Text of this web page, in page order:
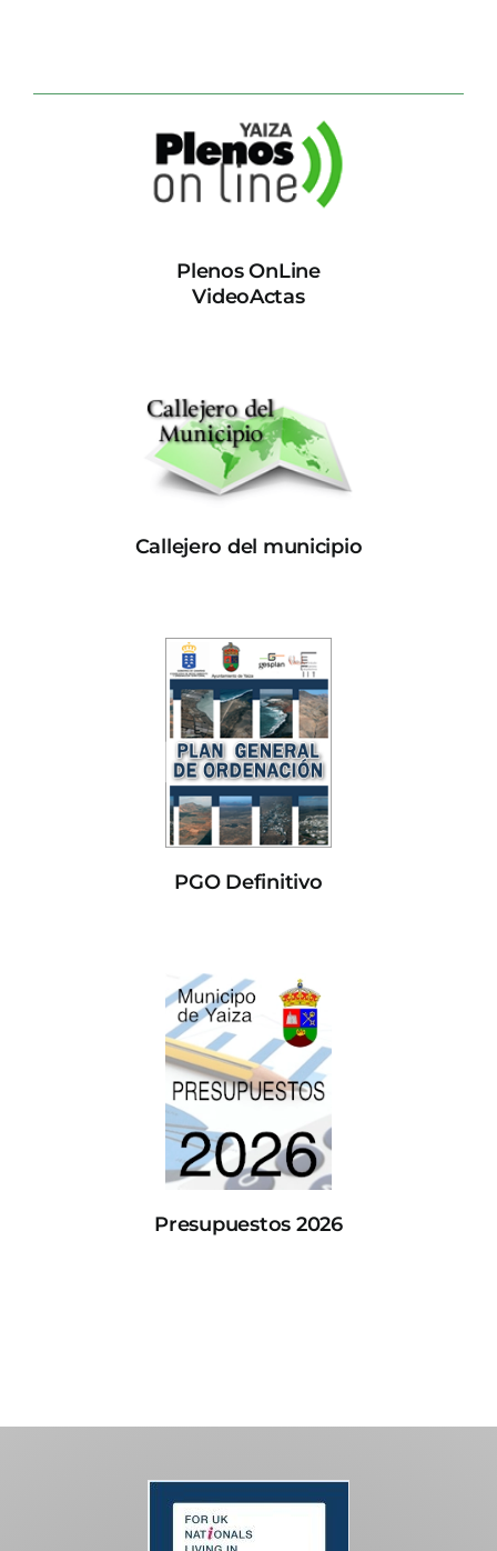
Plenos OnLine
VideoActas
Callejero del municipio
PGO Definitivo
Presupuestos 2026